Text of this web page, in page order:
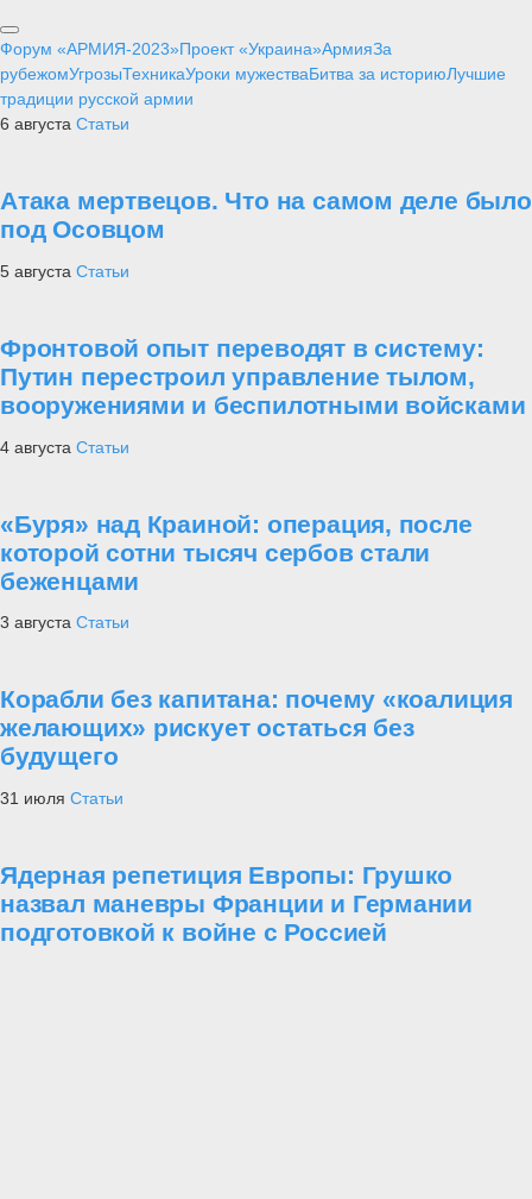
Форум «АРМИЯ-2023»Проект «Украина»АрмияЗа
рубежомУгрозыТехникаУроки мужестваБитва за историюЛучшие
традиции русской армии
6 августа Статьи
Атака мертвецов. Что на самом деле было
под Осовцом
5 августа Статьи
Фронтовой опыт переводят в систему:
Путин перестроил управление тылом,
вооружениями и беспилотными войсками
4 августа Статьи
«Буря» над Краиной: операция, после
которой сотни тысяч сербов стали
беженцами
3 августа Статьи
Корабли без капитана: почему «коалиция
желающих» рискует остаться без
будущего
31 июля Статьи
Ядерная репетиция Европы: Грушко
назвал маневры Франции и Германии
подготовкой к войне с Россией